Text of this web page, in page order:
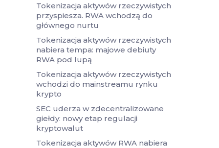
Tokenizacja aktywów rzeczywistych
przyspiesza. RWA wchodzą do
głównego nurtu
Tokenizacja aktywów rzeczywistych
nabiera tempa: majowe debiuty
RWA pod lupą
Tokenizacja aktywów rzeczywistych
wchodzi do mainstreamu rynku
krypto
SEC uderza w zdecentralizowane
giełdy: nowy etap regulacji
kryptowalut
Tokenizacja aktywów RWA nabiera